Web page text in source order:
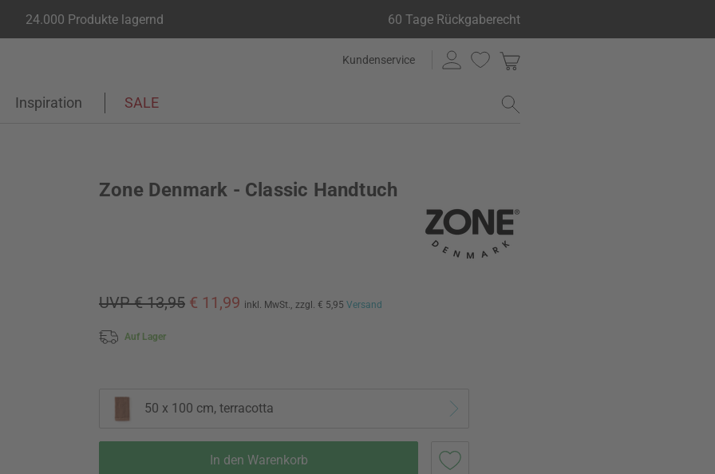
24.000 Produkte lagernd 60 Tage Rückgaberecht
Kundenservice
Inspiration SALE
Zone Denmark - Classic Handtuch
UVP € 13,95 € 11,99 inkl. MwSt., zzgl. € 5,95 Versand
Auf Lager
50 x 100 cm, terracotta
In den Warenkorb